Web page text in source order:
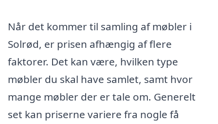
Når det kommer til samling af møbler i
Solrød, er prisen afhængig af flere
faktorer. Det kan være, hvilken type
møbler du skal have samlet, samt hvor
mange møbler der er tale om. Generelt
set kan priserne variere fra nogle få